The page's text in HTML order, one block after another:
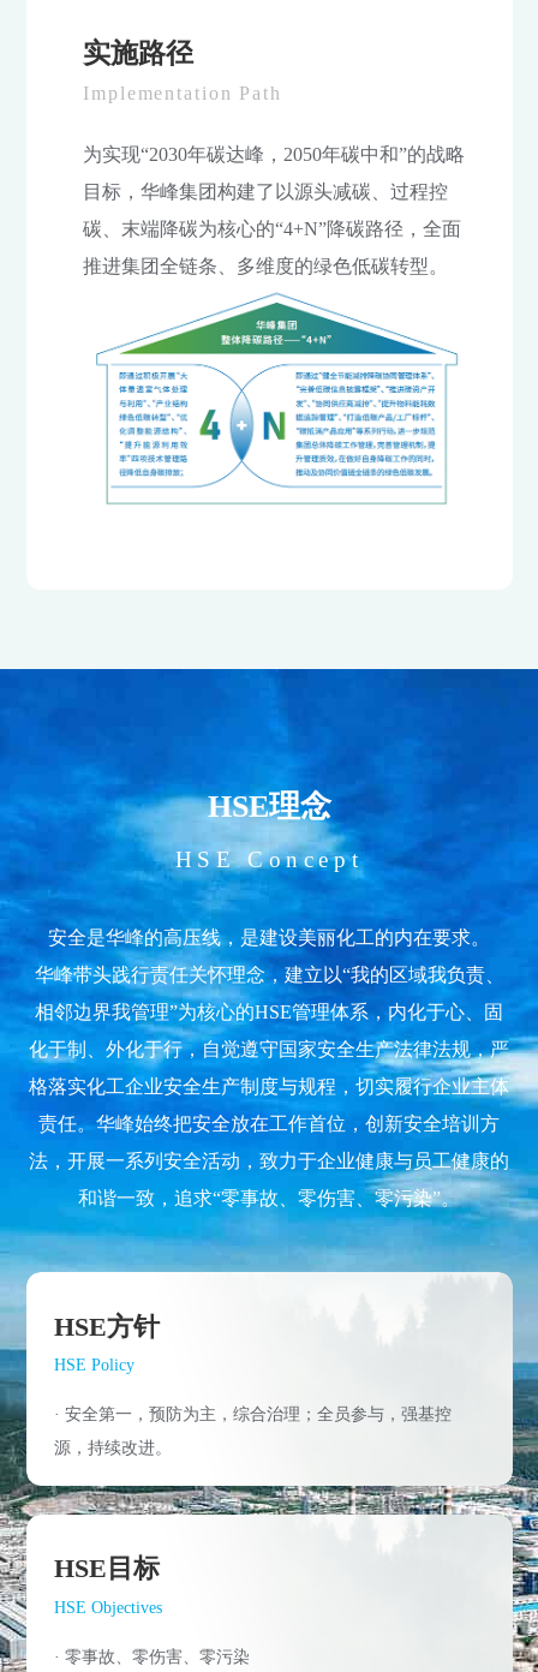
实施路径
Implementation Path
为实现“2030年碳达峰，2050年碳中和”的战略
目标，华峰集团构建了以源头减碳、过程控
碳、末端降碳为核心的“4+N”降碳路径，全面
推进集团全链条、多维度的绿色低碳转型。
HSE理念
HSE Concept
安全是华峰的高压线，是建设美丽化工的内在要求。
华峰带头践行责任关怀理念，建立以“我的区域我负责、
相邻边界我管理”为核心的HSE管理体系，内化于心、固
化于制、外化于行，自觉遵守国家安全生产法律法规，严
格落实化工企业安全生产制度与规程，切实履行企业主体
责任。华峰始终把安全放在工作首位，创新安全培训方
法，开展一系列安全活动，致力于企业健康与员工健康的
和谐一致，追求“零事故、零伤害、零污染”。
HSE方针
HSE Policy
· 安全第一，预防为主，综合治理；全员参与，强基控
源，持续改进。
HSE目标
HSE Objectives
· 零事故、零伤害、零污染